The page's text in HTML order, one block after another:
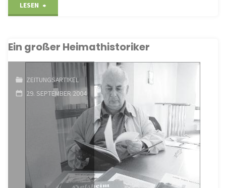
LESEN
und
Hand
bewiesen"
Ein großer Heimathistoriker
ZEITUNGSARTIKEL
29. SEPTEMBER 2004